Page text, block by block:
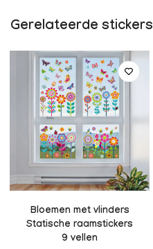
Gerelateerde stickers
Bloemen met vlinders
Statische raamstickers
9 vellen